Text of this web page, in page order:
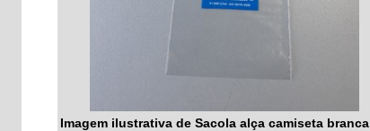
Imagem ilustrativa de Sacola alça camiseta branca